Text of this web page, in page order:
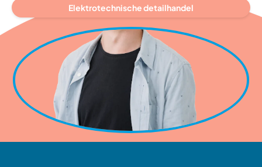
Elektrotechnische detailhandel